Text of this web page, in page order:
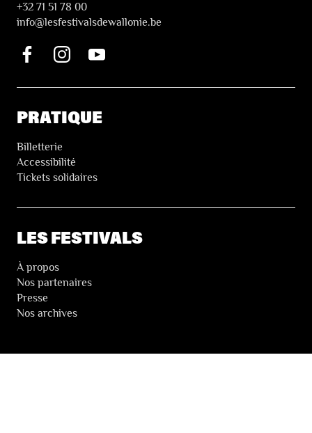
+32 71 51 78 00
info@lesfestivalsdewallonie.be
PRATIQUE
Billetterie
Accessibilité
Tickets solidaires
LES FESTIVALS
À propos
Nos partenaires
Presse
Nos archives